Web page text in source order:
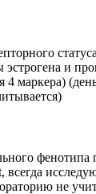
и
4 маркера)
не